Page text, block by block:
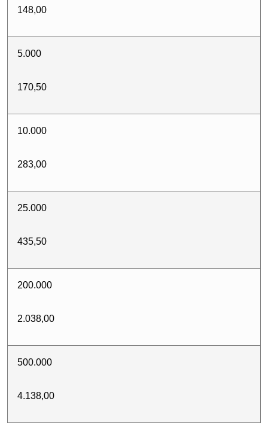
148,00
5.000
170,50
10.000
283,00
25.000
435,50
200.000
2.038,00
500.000
4.138,00